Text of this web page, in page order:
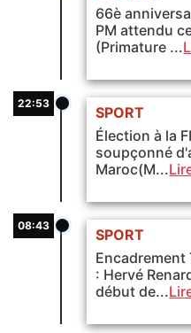
66è
PM attendu
(Primature ...
SPORT
Élection à la
soupçonné
Maroc(M...
22:53
SPORT
Encadrement
: Hervé
début de...
08:43